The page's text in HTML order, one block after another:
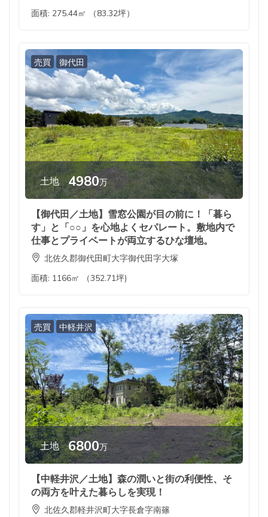
面積: 275.44㎡ （83.32坪）
売買 御代田
土地 4980万
【御代田／土地】雪窓公園が目の前に！「暮ら
す」と「○○」を心地よくセパレート。敷地内で
仕事とプライベートが両立するひな壇地。
北佐久郡御代田町大字御代田字大塚
面積: 1166㎡ （352.71坪)
売買 中軽井沢
土地 6800万
【中軽井沢／土地】森の潤いと街の利便性、そ
の両方を叶えた暮らしを実現！
北佐久郡軽井沢町大字長倉字南篠